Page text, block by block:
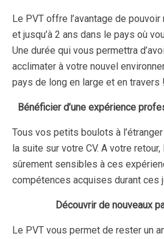
Le PVT offre l’avantage de
et jusqu’à 2 ans dans le pays où
Une durée qui vous permettra
acclimater à votre nouvel
pays de long en large et en travers !
Bénéficier d’une expérience
Tous vos petits boulots à
la suite sur votre CV. A votre
sûrement sensibles à ces
compétences acquises durant ces
Découvrir de nouveaux
Le PVT vous permet de rester un